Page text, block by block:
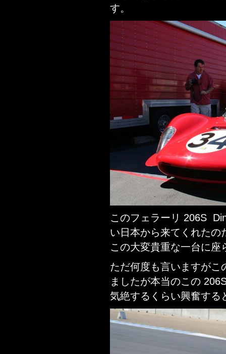
す。
このフェラーリ 206S
い日本から来てくれたの
この大変貴重な一台に座
ただ何度も言いますがこ
ましたが本当のこの
気絶するくらい興奮する